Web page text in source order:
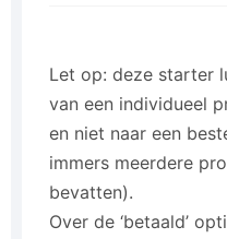
Let op: deze starter
van een individueel
en niet naar een
immers meerdere
bevatten).
Over de ‘betaald’